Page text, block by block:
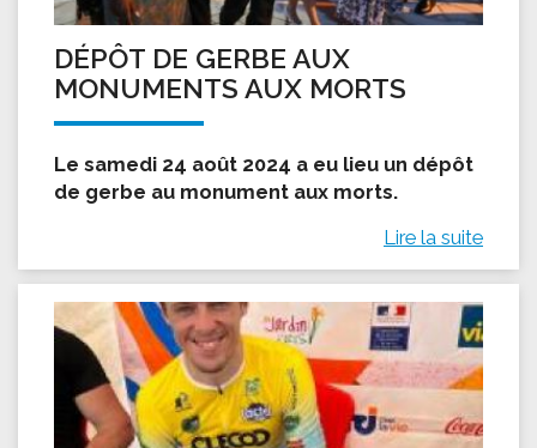
DÉPÔT DE GERBE AUX
MONUMENTS AUX MORTS
Le samedi 24 août 2024 a eu lieu un dépôt
de gerbe au monument aux morts.
Lire la suite